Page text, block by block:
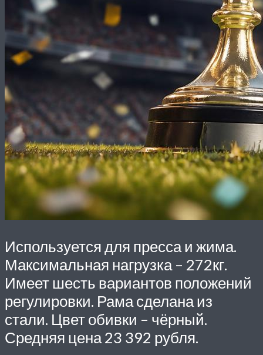
Используется для пресса и жима.
Максимальная нагрузка – 272кг.
Имеет шесть вариантов положений
регулировки. Рама сделана из
стали. Цвет обивки – чёрный.
Средняя цена 23 392 рубля.